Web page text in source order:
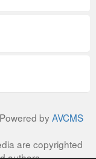
by AVCMS
are copyrighted